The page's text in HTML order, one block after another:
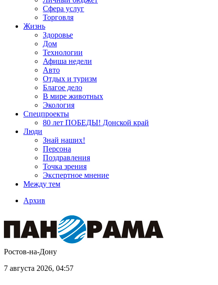
Сфера услуг
Торговля
Жизнь
Здоровье
Дом
Технологии
Афиша недели
Авто
Отдых и туризм
Благое дело
В мире животных
Экология
Спецпроекты
80 лет ПОБЕДЫ! Донской край
Люди
Знай наших!
Персона
Поздравления
Точка зрения
Экспертное мнение
Между тем
Архив
Ростов-на-Дону
7 августа 2026, 04:57